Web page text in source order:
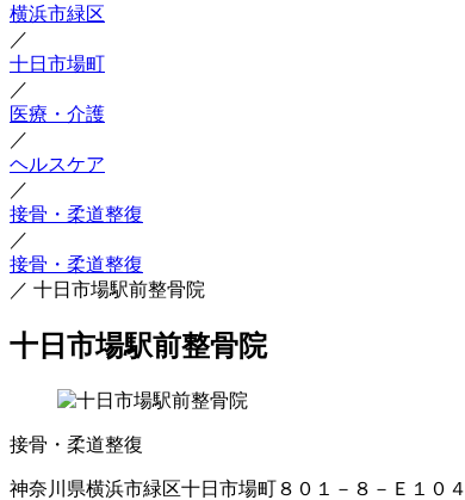
横浜市緑区
／
十日市場町
／
医療・介護
／
ヘルスケア
／
接骨・柔道整復
／
接骨・柔道整復
／ 十日市場駅前整骨院
十日市場駅前整骨院
接骨・柔道整復
神奈川県横浜市緑区十日市場町８０１－８－Ｅ１０４